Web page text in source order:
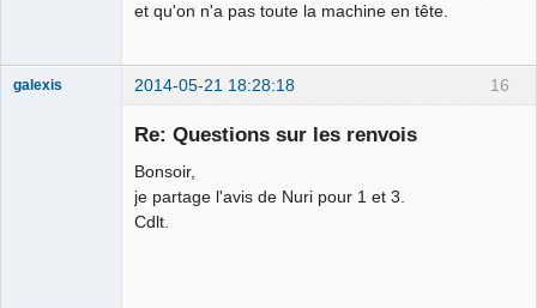
et qu'on n'a pas toute la machine en tête.
16
galexis 2014-05-21 18:28:18
Re: Questions sur les renvois
Bonsoir,
je partage l'avis de Nuri pour 1 et 3.
Cdlt.